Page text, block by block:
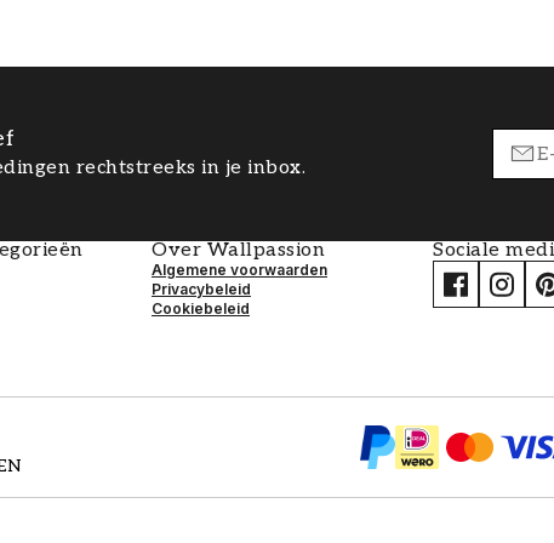
rechtstreeks in je inbox.
Over Wallpassion
Algemene voorwaarden
Privacybeleid
Cookiebeleid
Sociale